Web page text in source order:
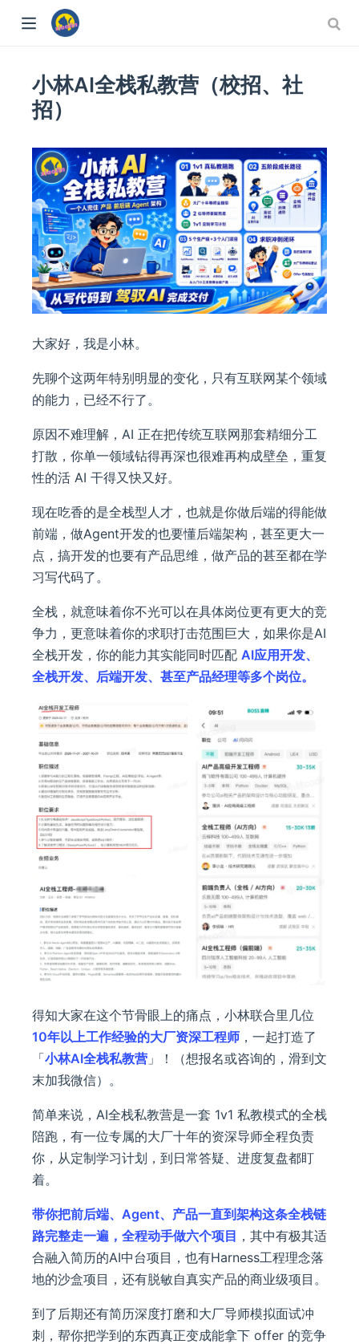
小林AI全栈私教营（校招、社
招）
大家好，我是小林。
先聊个这两年特别明显的变化，只有互联网某个领域
的能力，已经不行了。
原因不难理解，AI 正在把传统互联网那套精细分工
打散，你单一领域钻得再深也很难再构成壁垒，重复
性的活 AI 干得又快又好。
现在吃香的是全栈型人才，也就是你做后端的得能做
前端，做Agent开发的也要懂后端架构，甚至更大一
点，搞开发的也要有产品思维，做产品的甚至都在学
习写代码了。
全栈，就意味着你不光可以在具体岗位更有更大的竞
争力，更意味着你的求职打击范围巨大，如果你是AI
全栈开发，你的能力其实能同时匹配 AI应用开发、
全栈开发、后端开发、甚至产品经理等多个岗位。
得知大家在这个节骨眼上的痛点，小林联合里几位
10年以上工作经验的大厂资深工程师 ，一起打造了
「小林AI全栈私教营 」！（想报名或咨询的，滑到文
末加我微信）。
简单来说，AI全栈私教营是一套 1v1 私教模式的全栈
陪跑，有一位专属的大厂十年的资深导师全程负责
你，从定制学习计划，到日常答疑、进度复盘都盯
着。
带你把前后端、Agent、产品一直到架构这条全栈链
路完整走一遍，全程动手做六个项目 ，其中有极其适
合融入简历的AI中台项目，也有Harness工程理念落
地的沙盒项目，还有脱敏自真实产品的商业级项目。
到了后期还有简历深度打磨和大厂导师模拟面试冲
刺，帮你把学到的东西真正变成能拿下 offer 的竞争